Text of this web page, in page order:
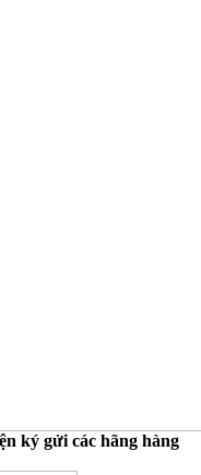
ký gửi các hãng hàng